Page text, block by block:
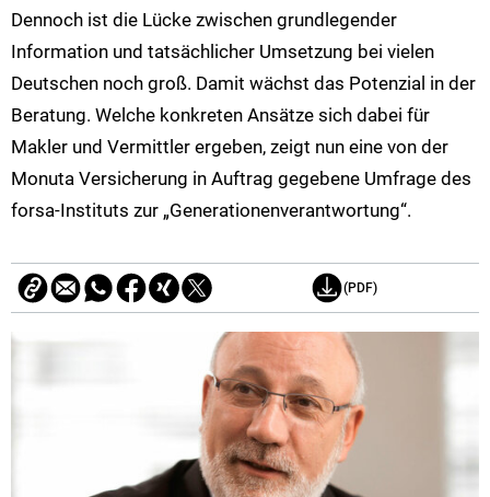
Dennoch ist die Lücke zwischen grundlegender
Information und tatsächlicher Umsetzung bei vielen
Deutschen noch groß. Damit wächst das Potenzial in der
Beratung. Welche konkreten Ansätze sich dabei für
Makler und Vermittler ergeben, zeigt nun eine von der
Monuta Versicherung in Auftrag gegebene Umfrage des
forsa-Instituts zur „Generationenverantwortung“.
(PDF)